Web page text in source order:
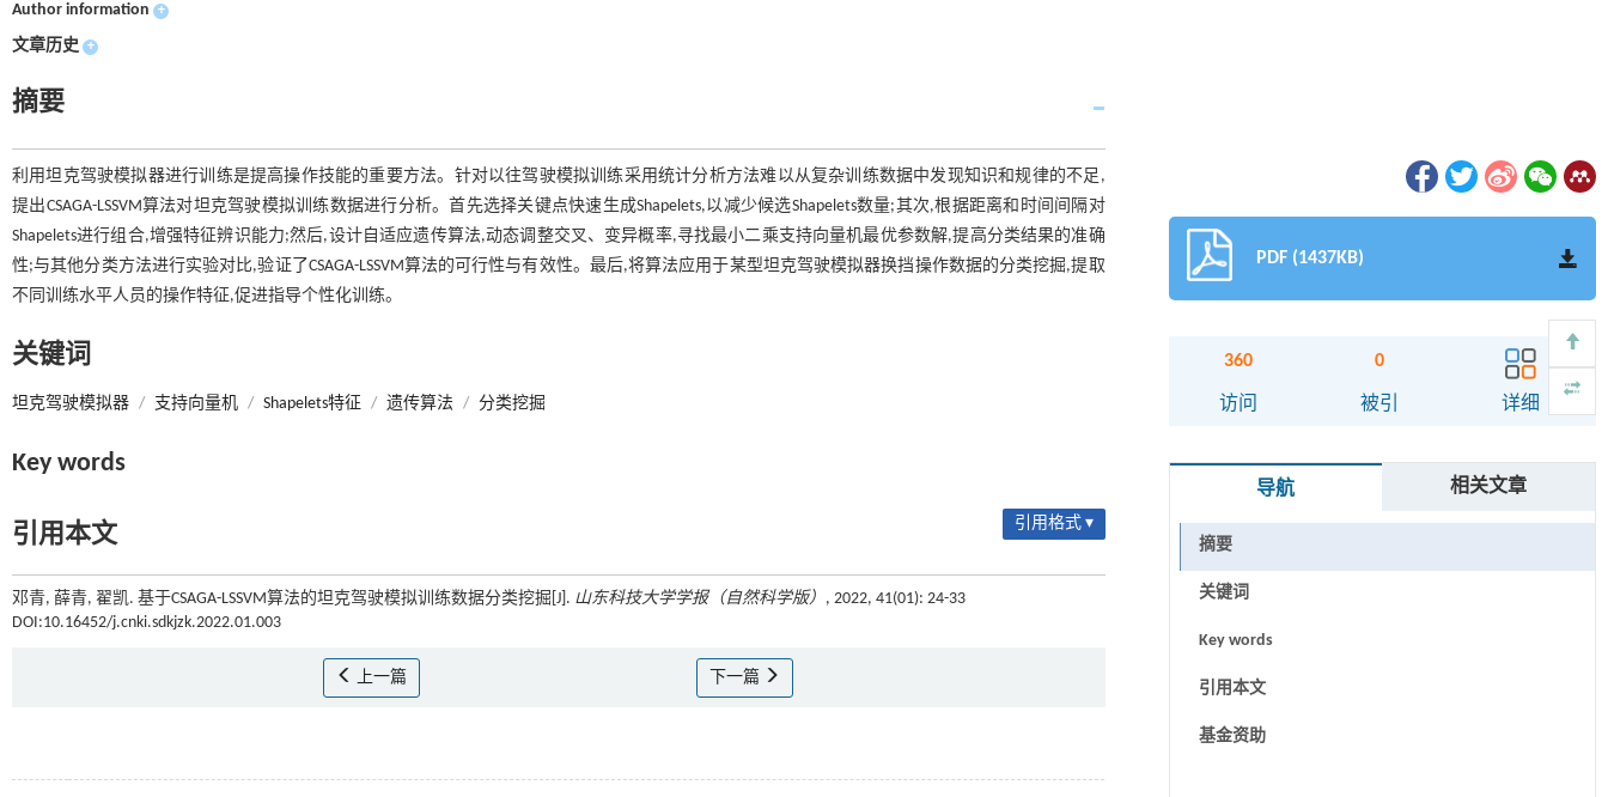
Author information +
文章历史 +
摘要
利用坦克驾驶模拟器进行训练是提高操作技能的重要方法。针对以往驾驶模拟训练采用统计分析方法难以从复杂训练数据中发现知识和规律的不足,
提出CSAGA-LSSVM算法对坦克驾驶模拟训练数据进行分析。首先选择关键点快速生成Shapelets,以减少候选Shapelets数量;其次,根据距离和时间间隔对
Shapelets进行组合,增强特征辨识能力;然后,设计自适应遗传算法,动态调整交叉、变异概率,寻找最小二乘支持向量机最优参数解,提高分类结果的准确
性;与其他分类方法进行实验对比,验证了CSAGA-LSSVM算法的可行性与有效性。最后,将算法应用于某型坦克驾驶模拟器换挡操作数据的分类挖掘,提取
不同训练水平人员的操作特征,促进指导个性化训练。
关键词
坦克驾驶模拟器 / 支持向量机 / Shapelets特征 / 遗传算法 / 分类挖掘
Key words
引用本文 引用格式 ▾
邓青, 薛青, 翟凯. 基于CSAGA-LSSVM算法的坦克驾驶模拟训练数据分类挖掘[J]. 山东科技大学学报（自然科学版） , 2022, 41(01): 24-33
DOI:10.16452/j.cnki.sdkjzk.2022.01.003
上一篇 下一篇
PDF (1437KB)
360
访问
0
被引 详细
导航 相关文章
摘要
关键词
Key words
引用本文
基金资助